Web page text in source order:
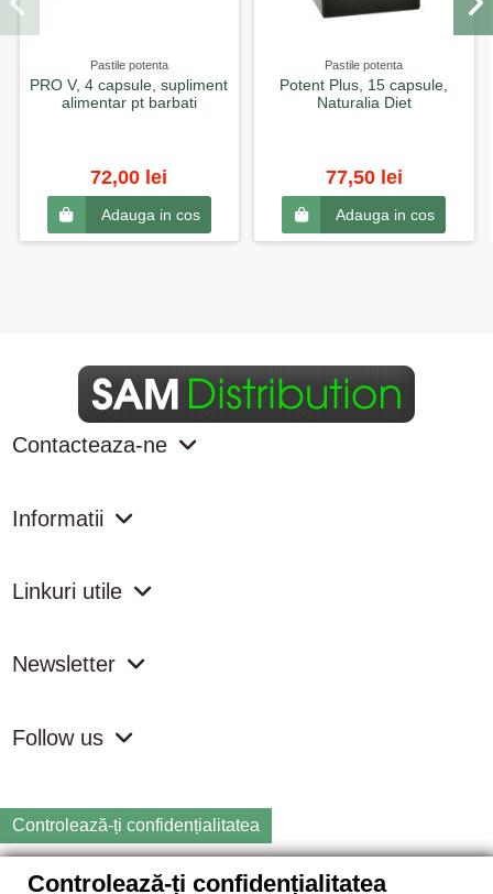
Pastile potenta
PRO V, 4 capsule, supliment
alimentar pt barbati
72,00 lei
Adauga in cos
Pastile potenta
Potent Plus, 15 capsule,
Naturalia Diet
77,50 lei
Adauga in cos
Contacteaza-ne
Informatii
Linkuri utile
Newsletter
Follow us
Controlează-ți confidențialitatea
Copyright 2026 samdistribution.ro - Magazin online cu Produse
Controlează-ți confidențialitatea